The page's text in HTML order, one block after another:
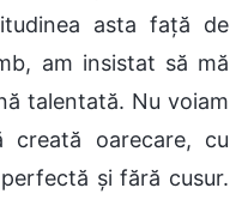
asta față de
am insistat să mă
talentată. Nu voiam
oarecare, cu
și fără cusur.